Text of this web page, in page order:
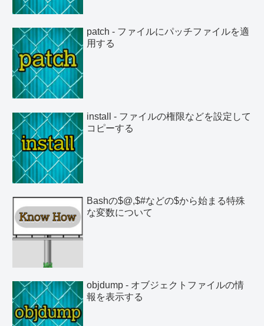
patch - ファイルにパッチファイルを適
用する
install - ファイルの権限などを設定して
コピーする
Bashの$@,$#などの$から始まる特殊
な変数について
objdump - オブジェクトファイルの情
報を表示する